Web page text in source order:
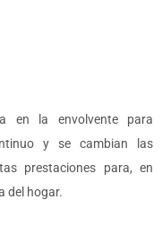
en la envolvente para
y se cambian las
prestaciones para, en
del hogar.